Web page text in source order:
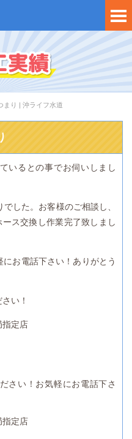
まり | 沖ライフ水道
いるとの事でお伺いしまし
した。お客様のご相談し、
ス交換し作業完了致しまし
お電話下さい！ありがとう
い！
定店
さい！お気軽にお電話下さ
定店